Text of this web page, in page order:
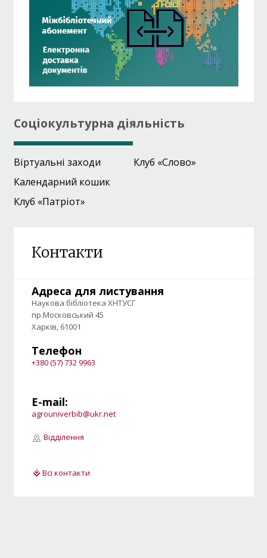
Соціокультурна діяльність
Віртуальні заходи
Календарний кошик
Клуб «Патріот»
Клуб «Слово»
Контакти
Адреса для листування
Наукова бібліотека ХНТУСГ
пр.Московський 45
Харків, 61001
Телефон
+380 (57) 732 9963
E-mail:
agrouniverbib@ukr.net
Відділення
Всі контакти